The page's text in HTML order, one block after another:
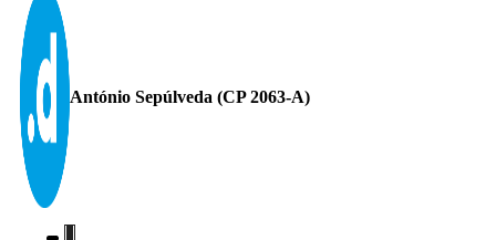
António Sepúlveda (CP 2063-A)